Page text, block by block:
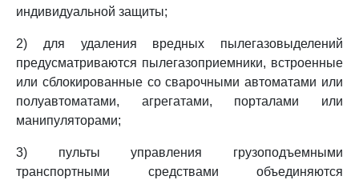
индивидуальной защиты;
2) для удаления вредных пылегазовыделений
предусматриваются пылегазоприемники, встроенные
или сблокированные со сварочными автоматами или
полуавтоматами, агрегатами, порталами или
манипуляторами;
3) пульты управления грузоподъемными
транспортными средствами объединяются